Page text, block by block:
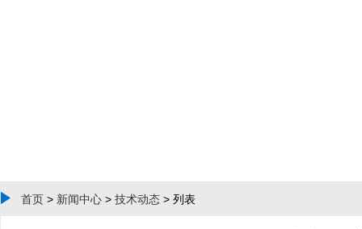
首页 > 新闻中心 > 技术动态 > 列表